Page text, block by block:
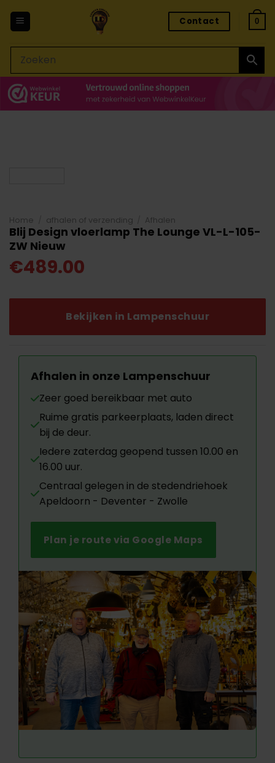
naar
Contact 0
Home afhalen of verzending Afhalen
Blij Design vloerlamp The Lounge VL-L-105-
ZW Nieuw
€489.00
Bekijken in Lampenschuur
Afhalen in onze Lampenschuur
Zeer goed bereikbaar met auto
Ruime gratis parkeerplaats, laden direct
bij de deur.
Iedere zaterdag geopend tussen 10.00 en
16.00 uur.
Centraal gelegen in de stedendriehoek
Apeldoorn - Deventer - Zwolle
Plan je route via Google Maps